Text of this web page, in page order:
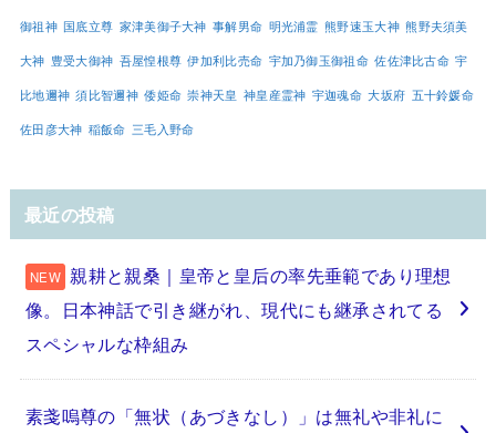
御祖神 国底立尊 家津美御子大神 事解男命 明光浦霊 熊野速玉大神 熊野夫須美
大神 豊受大御神 吾屋惶根尊 伊加利比売命 宇加乃御玉御祖命 佐佐津比古命 宇
比地邇神 須比智邇神 倭姫命 崇神天皇 神皇産霊神 宇迦魂命 大坂府 五十鈴媛命
佐田彦大神 稲飯命 三毛入野命
最近の投稿
親耕と親桑｜皇帝と皇后の率先垂範であり理想
像。日本神話で引き継がれ、現代にも継承されてる
スペシャルな枠組み
素戔嗚尊の「無状（あづきなし）」は無礼や非礼に